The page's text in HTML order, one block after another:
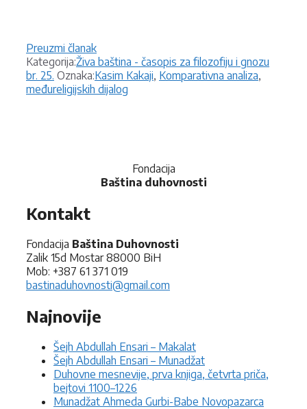
Preuzmi članak
Kategorija:Kategorije
Živa baština - časopis za filozofiju i gnozu
br. 25. Oznaka:Oznake
Kasim Kakaji, Komparativna analiza,
međureligijskih dijalog
Fondacija
Baština duhovnosti
Kontakt
Fondacija Baština Duhovnosti
Zalik 15d Mostar 88000 BiH
Mob: +387 61 371 019
bastinaduhovnosti@gmail.com
Najnovije
Šejh Abdullah Ensari – Makalat
Šejh Abdullah Ensari – Munadžat
Duhovne mesnevije, prva knjiga, četvrta priča,
bejtovi 1100–1226
Munadžat Ahmeda Gurbi-Babe Novopazarca